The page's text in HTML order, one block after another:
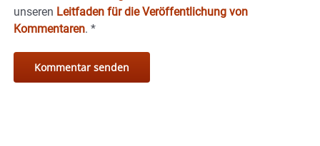
unseren Leitfaden für die Veröffentlichung von
Kommentaren. *